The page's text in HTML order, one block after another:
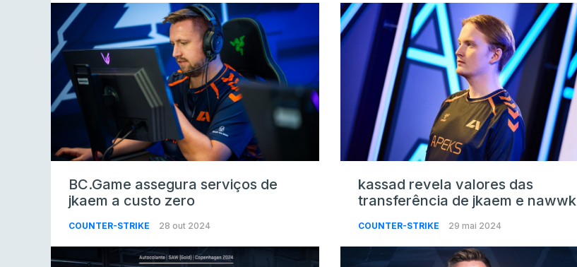
BC.Game assegura serviços de
jkaem a custo zero
COUNTER-STRIKE 28 out 2024
kassad revela valores das
transferência de jkaem e nawwk
COUNTER-STRIKE 29 mai 2024